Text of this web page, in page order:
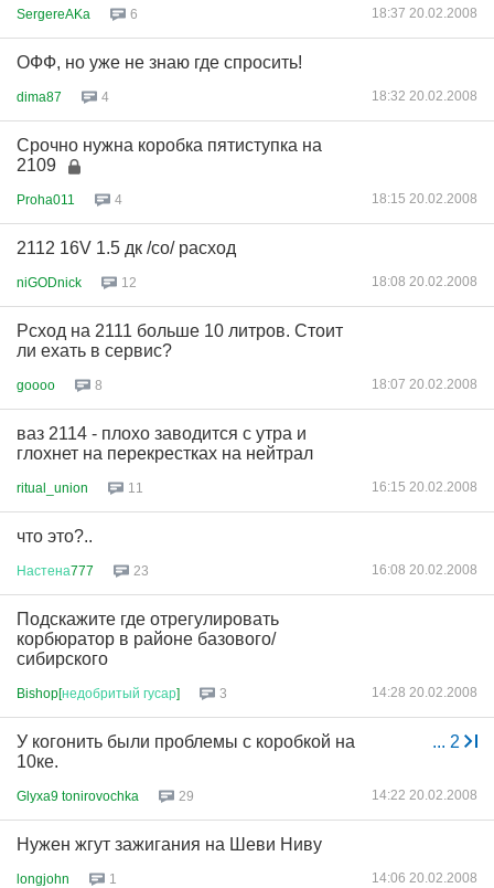
SergereAKa 6 18:37 20.02.2008
ОФФ, но уже не знаю где спросить!
dima87 4 18:32 20.02.2008
Срочно нужна коробка пятиступка на
2109
Proha011 4 18:15 20.02.2008
2112 16V 1.5 дк /со/ расход
niGODnick 12 18:08 20.02.2008
Рсход на 2111 больше 10 литров. Стоит
ли ехать в сервис?
goooo 8 18:07 20.02.2008
ваз 2114 - плохо заводится с утра и
глохнет на перекрестках на нейтрал
ritual_union 11 16:15 20.02.2008
что это?..
Настена777 23 16:08 20.02.2008
Подскажите где отрегулировать
корбюратор в районе базового/
сибирского
Bishop[недобритый гусар] 3 14:28 20.02.2008
... 2
У когонить были проблемы с коробкой на
10ке.
Glyxa9 tonirovochka 29 14:22 20.02.2008
Нужен жгут зажигания на Шеви Ниву
longjohn 1 14:06 20.02.2008